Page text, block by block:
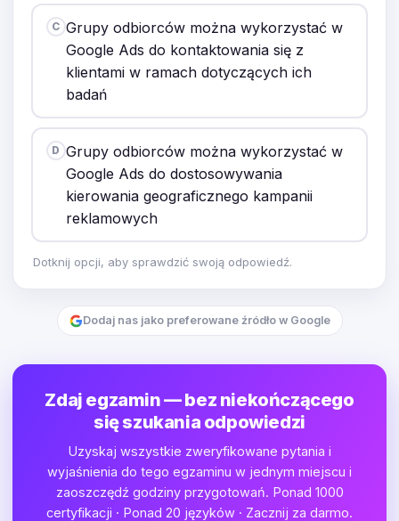
C Grupy odbiorców można wykorzystać w
Google Ads do kontaktowania się z
klientami w ramach dotyczących ich
badań
D Grupy odbiorców można wykorzystać w
Google Ads do dostosowywania
kierowania geograficznego kampanii
reklamowych
Dotknij opcji, aby sprawdzić swoją odpowiedź.
Dodaj nas jako preferowane źródło w Google
Zdaj egzamin — bez niekończącego
się szukania odpowiedzi
Uzyskaj wszystkie zweryfikowane pytania i
wyjaśnienia do tego egzaminu w jednym miejscu i
zaoszczędź godziny przygotowań. Ponad 1000
certyfikacji · Ponad 20 języków · Zacznij za darmo.